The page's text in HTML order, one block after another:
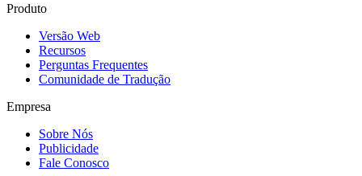
Produto
Versão Web
Recursos
Perguntas Frequentes
Comunidade de Tradução
Empresa
Sobre Nós
Publicidade
Fale Conosco